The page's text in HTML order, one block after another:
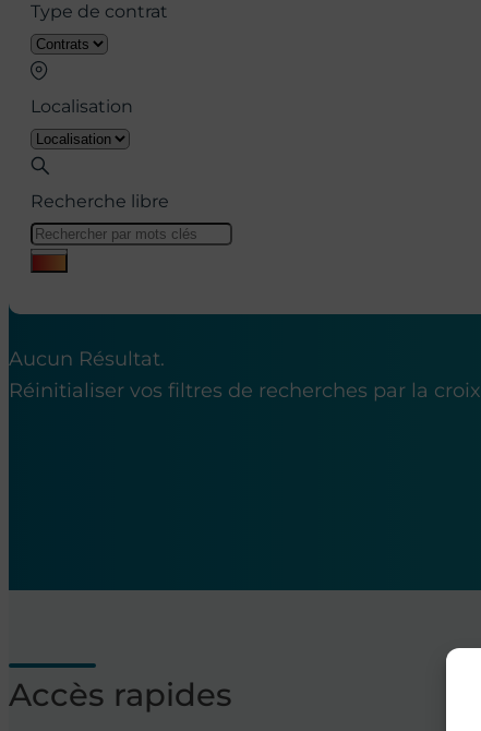
Type de contrat
Localisation
Recherche libre
Aucun Résultat.
Réinitialiser vos filtres de recherches par la croix
Accès rapides